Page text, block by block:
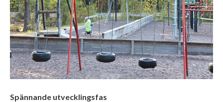
Spännande utvecklingsfas